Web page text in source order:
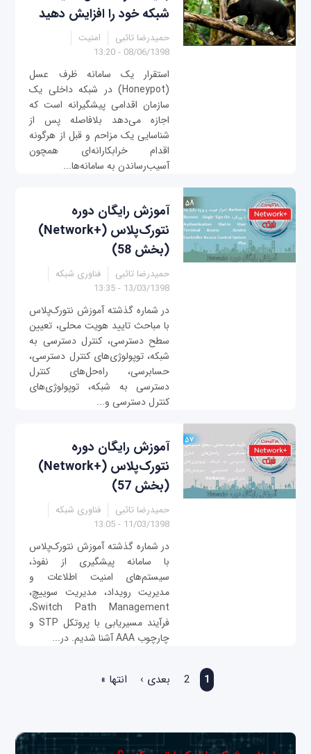
شبکه خود را افزایش دهید
حمیدرضا تائبی
امنیت
08/06/1398 - 13:20
استقرار یک سامانه ظرف عسل
(Honeypot) در شبکه داخلی یک
سازمان اقدامی پیشگیرانه است که
اجازه می‌دهد بلافاصله پس از
شناسایی یک مزاحم و قبل از هر‌گونه
اقدام خرابکارانه‌ای همچون
آسیب‌رساندن به سامانه‌ها...
آموزش رایگان دوره
نتورک‌پلاس (+Network)
(بخش 58)
حمیدرضا تائبی
فناوری شبکه
13/03/1398 - 13:35
در شماره گذشته آموزش نتورک‌پلاس
با مباحث تایید هویت محلی، تعیین
سطح دسترسی، کنترل دسترسی به
شبکه، توپولوژی‌های کنترل دسترسی،
حسابرسی، راه‌حل‌های کنترل
دسترسی به شبکه، توپولوژی‌های
کنترل دسترسی و...
آموزش رایگان دوره
نتورک‌پلاس (+Network)
(بخش 57)
حمیدرضا تائبی
فناوری شبکه
11/03/1398 - 13:05
در شماره گذشته آموزش نتورک‌پلاس
با سامانه پیشگیری از نفوذ،
سیستم‌های امنیت اطلاعات و
مدیریت رویداد، مدیریت سوییچ،
Switch Path Management،
فرآیند مسیریابی با پروتکل STP و
چارچوب AAA آشنا شدیم. در...
1
2 بعدی › انتها »